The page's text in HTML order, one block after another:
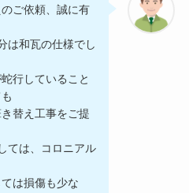
ご依頼、誠に有
は和瓦の仕様でし
行していること
替え工事をご提
ては、コロニアル
は損傷も少な